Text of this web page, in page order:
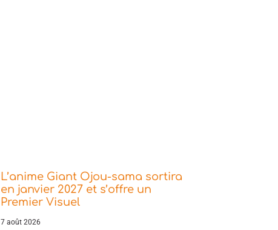
L’anime Giant Ojou-sama sortira
en janvier 2027 et s’offre un
Premier Visuel
7 août 2026